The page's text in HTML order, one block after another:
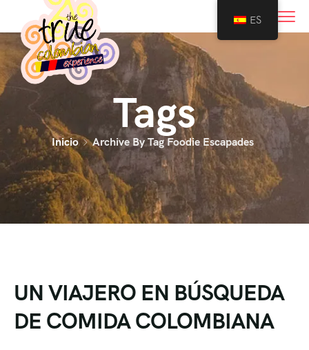
Tags
Inicio Archive By Tag Foodie Escapades
UN VIAJERO EN BÚSQUEDA
DE COMIDA COLOMBIANA
ES